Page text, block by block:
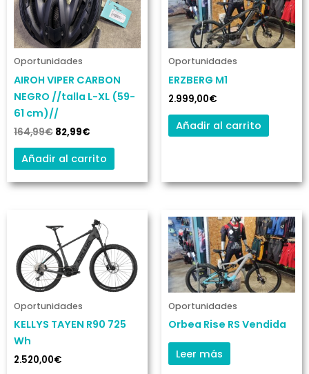
Oportunidades
AIROH VIPER CARBON
NEGRO //talla L-XL (59-
61 cm)//
164,99€
era:
164,99€.
82,99€
es:
82,99€.
Añadir al carrito
Oportunidades
ERZBERG M1
2.999,00€
Añadir al carrito
Oportunidades
KELLYS TAYEN R90 725
Wh
2.520,00€
Este
producto
múltiples
variantes.
pueden
elegir
Oportunidades
Orbea Rise RS Vendida
Leer más